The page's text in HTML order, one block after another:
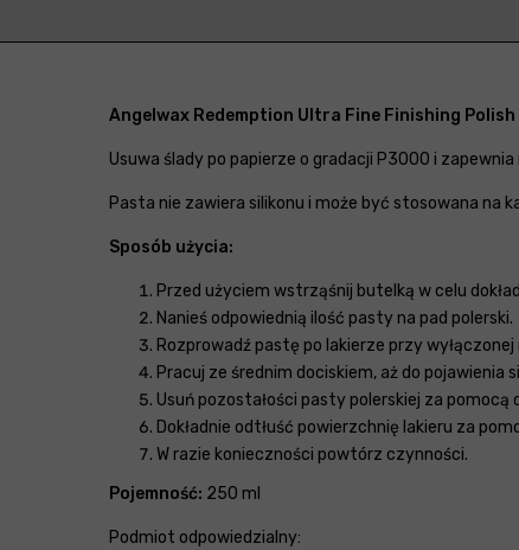
Angelwax Redemption Ultra Fine Finishing Polish
Usuwa ślady po papierze o gradacji P3000 i
Pasta nie zawiera silikonu i może być stosowana na
Sposób użycia:
Przed użyciem wstrząśnij butelką w celu
Nanieś odpowiednią ilość pasty na pad polerski.
Rozprowadź pastę po lakierze przy
Pracuj ze średnim dociskiem, aż do
Usuń pozostałości pasty polerskiej za pomocą
Dokładnie odtłuść powierzchnię lakieru za
W razie konieczności powtórz czynności.
Pojemność: 250 ml
Podmiot odpowiedzialny: